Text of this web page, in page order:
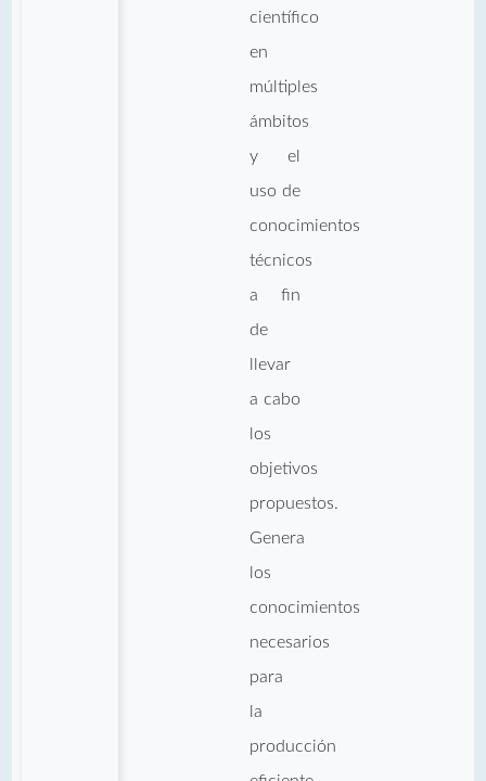
científico
en
múltiples
ámbitos
y el
uso de
conocimientos
técnicos
a fin
de
llevar
a cabo
los
objetivos
propuestos.
Genera
los
conocimientos
necesarios
para
la
producción